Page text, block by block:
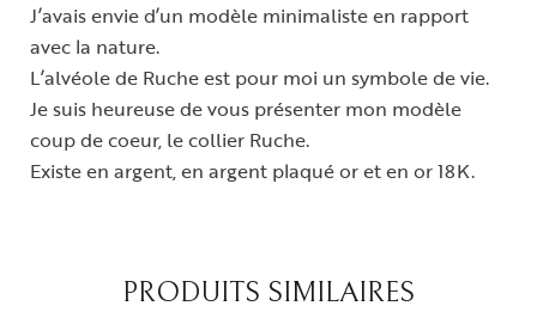
J’avais envie d’un modèle minimaliste en rapport
avec la nature.
L’alvéole de Ruche est pour moi un symbole de vie.
Je suis heureuse de vous présenter mon modèle
coup de coeur, le collier Ruche.
Existe en argent, en argent plaqué or et en or 18K.
PRODUITS SIMILAIRES